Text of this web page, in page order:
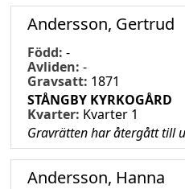
Andersson, Gertrud
Född: -
Avliden: -
Gravsatt: 1871
STÅNGBY KYRKOGÅRD
Kvarter: Kvarter 1
Gravrätten har återgått till
Andersson, Hanna